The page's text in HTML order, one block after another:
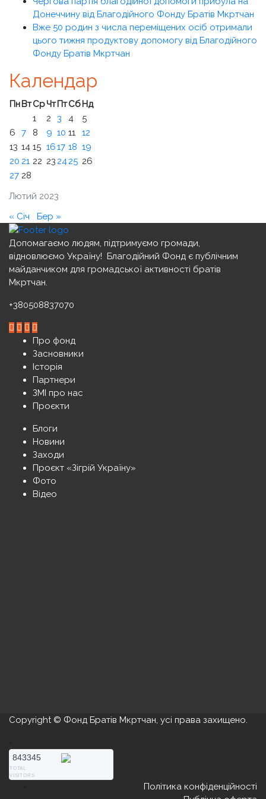
Донеччину від Благодійного Фонду Братів Мкртчан
Вже 50 родин з числа переміщених осіб отримали
цього тижня продуктову допомогу від Благодійного
Фонду Братів Мкртчан
Календар
Лютий 2023
ПнВтСрЧтПтСбНд
1
2 3 4
5
6
7 8 9 10 11
12
13 14 15 1617 18 19
20 21 22 23 2425 26
27 28
« Січ Бер »
Допомагаємо людям, підтримуємо громади,
відновлюємо Україну! ️ Благодійний Фонд є публічним
майданчиком для громадської активності братів
Мкртчан.
+380508837070
Про фонд
Засновники
Історія
Партнери
ЗМІ про нас
Проєкти
Блоги
Новини
Заходи
Проєкт «Зігрій Україну»
Фото
Відео
Copyright © Фонд Братів Мкртчан, усі права захищено.
843345
TOTAL
VISITORS
Політика конфіденційності